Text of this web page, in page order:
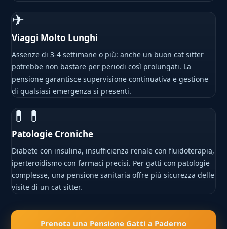
✈
Viaggi Molto Lunghi
Assenze di 3-4 settimane o più: anche un buon cat sitter
potrebbe non bastare per periodi così prolungati. La
pensione garantisce supervisione continuativa e gestione
di qualsiasi emergenza si presenti.
💊💊
Patologie Croniche
Diabete con insulina, insufficienza renale con fluidoterapia,
iperteroidismo con farmaci precisi. Per gatti con patologie
complesse, una pensione sanitaria offre più sicurezza delle
visite di un cat sitter.
Prenota una Pensione Gatti a Paderno